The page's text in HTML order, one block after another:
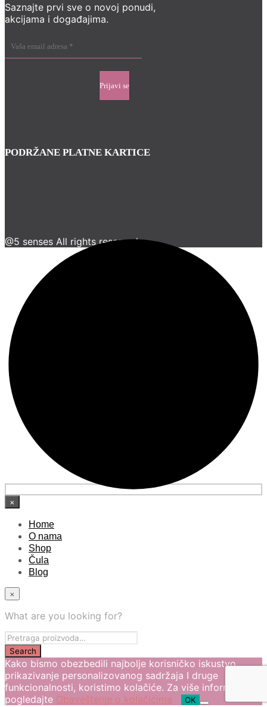
Saznajte prvi sve o novoj ponudi,
akcijama i događajima.
PODRŽANE PLATNE KARTICE
@5 senses All rights reserved
×
Home
O nama
Shop
Čula
Blog
×
What are you looking for?
Kako bismo obezbedili najbolje korisničko iskustvo,
prikazivanje personalizovanog sadržaja I druge
funkcionalnosti, koristimo kolačiće. Za više informacija
pogledajte Obaveštenje o kolačićima OK